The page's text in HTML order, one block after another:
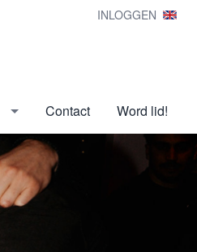
INLOGGEN
Contact Word lid!